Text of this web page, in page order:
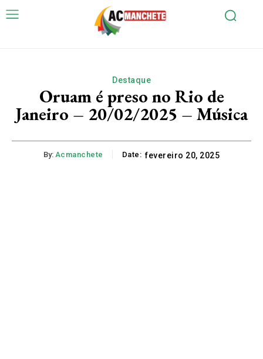
Destaque
Oruam é preso no Rio de
Janeiro – 20/02/2025 – Música
By: Acmanchete Date: fevereiro 20, 2025